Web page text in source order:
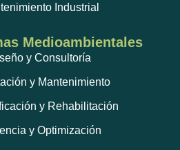
Industrial
Medioambientales
y Consultoría
y Mantenimiento
y Rehabilitación
y Optimización